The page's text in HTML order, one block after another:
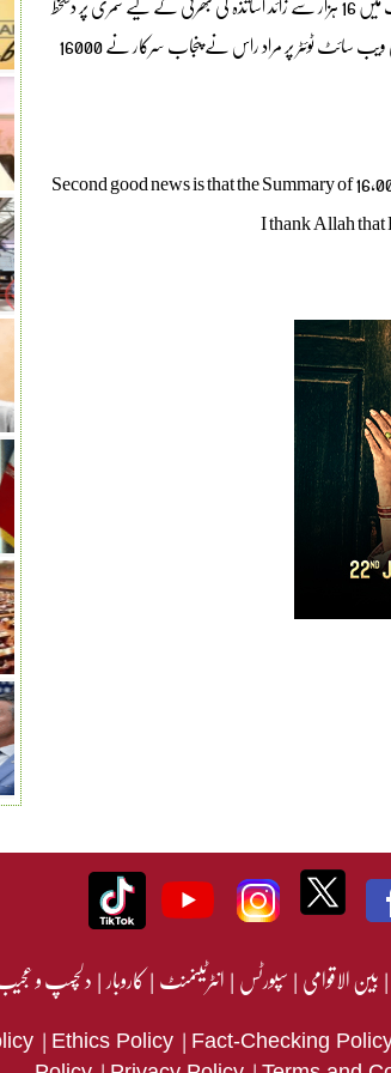
ہو چکے ہیں، انشاءاللہ اس ضمن میں بھرتیوں پر تیزی سے کام کا آغاز ہوگا۔ سماجی رابطوں کی ویب سائٹ ٹوئٹر پر مراد راس نے پنجاب سرکار نے 16000
Second good news is that the Summary of
I thank Allah
|بین الاقوامی|سپورٹس|انٹرٹینمنٹ|کاروبار|دلچسپ و
| Ethics Policy | Fact-Checking